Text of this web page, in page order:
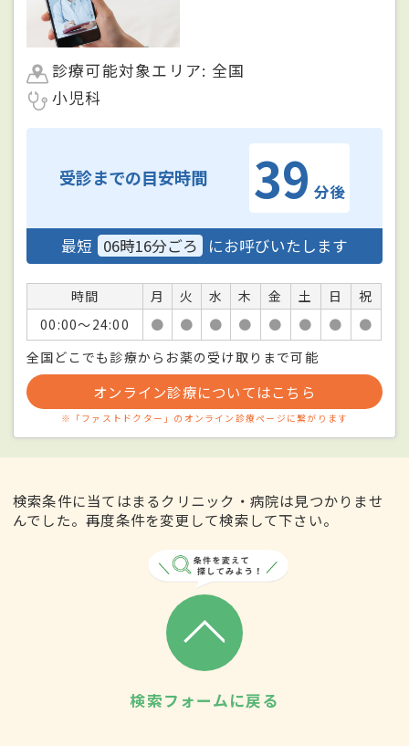
診療可能対象エリア: 全国
小児科
受診までの目安時間 39 分後
最短 06時16分ごろ にお呼びいたします
時間 月 火 水 木 金 土 日
祝
00:00〜24:00
● ● ● ● ● ● ●
●
全国どこでも診療からお薬の受け取りまで可能
オンライン診療についてはこちら
※「ファストドクター」のオンライン診療ページに繋がります
検索条件に当てはまるクリニック・病院は見つかりませ
んでした。再度条件を変更して検索して下さい。
検索フォームに戻る